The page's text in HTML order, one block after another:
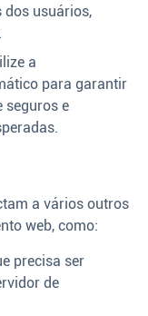
dos usuários,
a
para garantir
seguros e
a vários outros
web, como:
precisa ser
de